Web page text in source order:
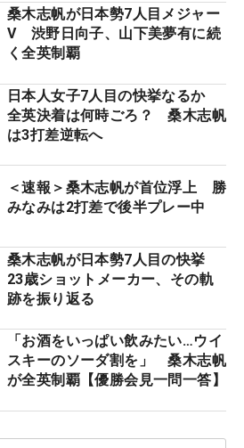
桑木志帆が日本勢7人目メジャー
V 渋野日向子、山下美夢有に続
く全英制覇
日本人女子7人目の快挙なるか
全英決着は何時ごろ？ 桑木志帆
は3打差逆転へ
＜速報＞桑木志帆が首位浮上 勝
みなみは2打差で後半プレー中
桑木志帆が日本勢7人目の快挙
23歳ショットメーカー、その軌
跡を振り返る
「お酒をいっぱい飲みたい…ウイ
スキーのソーダ割を」 桑木志帆
が全英制覇【優勝会見一問一答】